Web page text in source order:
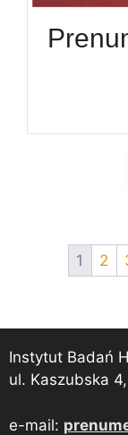
1 2
Instytut Badań
ul. Kaszubska
e-mail: